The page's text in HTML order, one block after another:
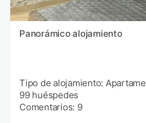
Panorámico alojamiento
Tipo de alojamiento:
99 huéspedes
Comentarios: 9